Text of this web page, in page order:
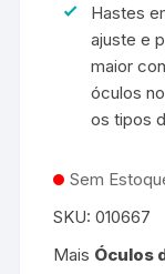
Hastes
ajuste e
maior
óculos
os tipos
Sem
SKU:010667
Mais Óculos